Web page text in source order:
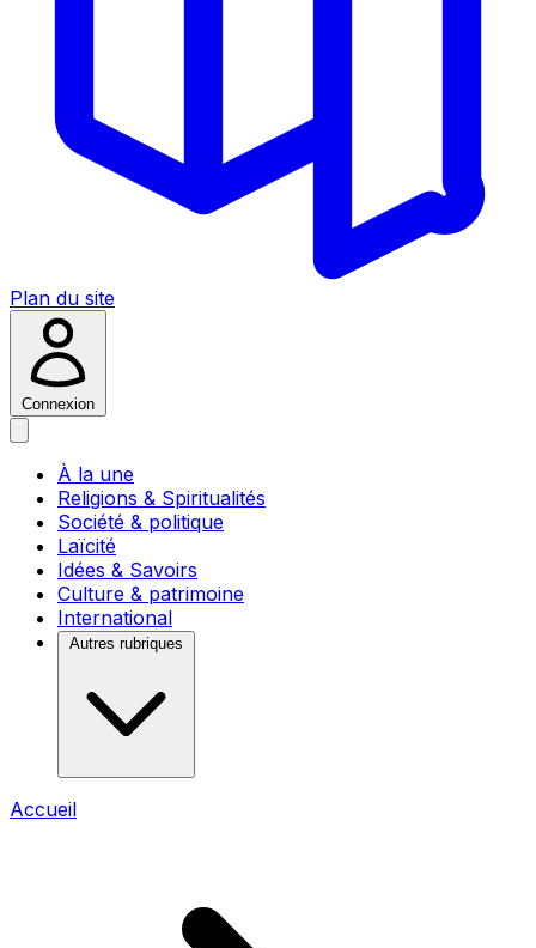
Plan du site
Connexion
À la une
Religions & Spiritualités
Société & politique
Laïcité
Idées & Savoirs
Culture & patrimoine
International
Autres rubriques
Accueil